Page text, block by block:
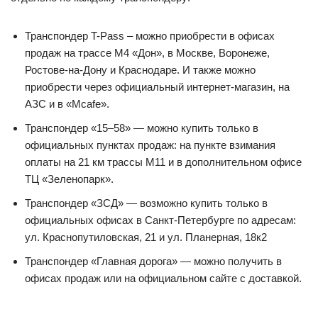
Транспондер T-Pass – можно приобрести в офисах
продаж на трассе М4 «Дон», в Москве, Воронеже,
Ростове-на-Дону и Краснодаре. И также можно
приобрести через официальный интернет-магазин, на
АЗС и в «Mcafe».
Транспондер «15–58» — можно купить только в
официальных пунктах продаж: на пункте взимания
оплаты на 21 км трассы М11 и в дополнительном офисе
ТЦ «Зеленопарк».
Транспондер «ЗСД» — возможно купить только в
официальных офисах в Санкт-Петербурге по адресам:
ул. Краснопутиловская, 21 и ул. Планерная, 18к2
Транспондер «Главная дорога» — можно получить в
офисах продаж или на официальном сайте с доставкой.